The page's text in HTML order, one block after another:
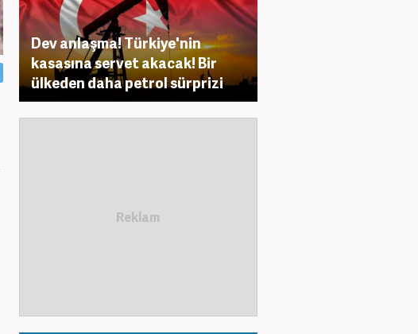
Dev anlaşma! Türkiye'nin
kasasına servet akacak! Bir
ülkeden daha petrol sürprizi